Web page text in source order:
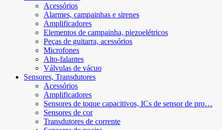
Acessórios
Alarmes, campainhas e sirenes
Amplificadores
Elementos de campainha, piezoelétricos
Peças de guitarra, acessórios
Microfones
Alto-falantes
Válvulas de vácuo
Sensores, Transdutores
Acessórios
Amplificadores
Sensores de toque capacitivos, ICs de sensor de pro…
Sensores de cor
Transdutores de corrente